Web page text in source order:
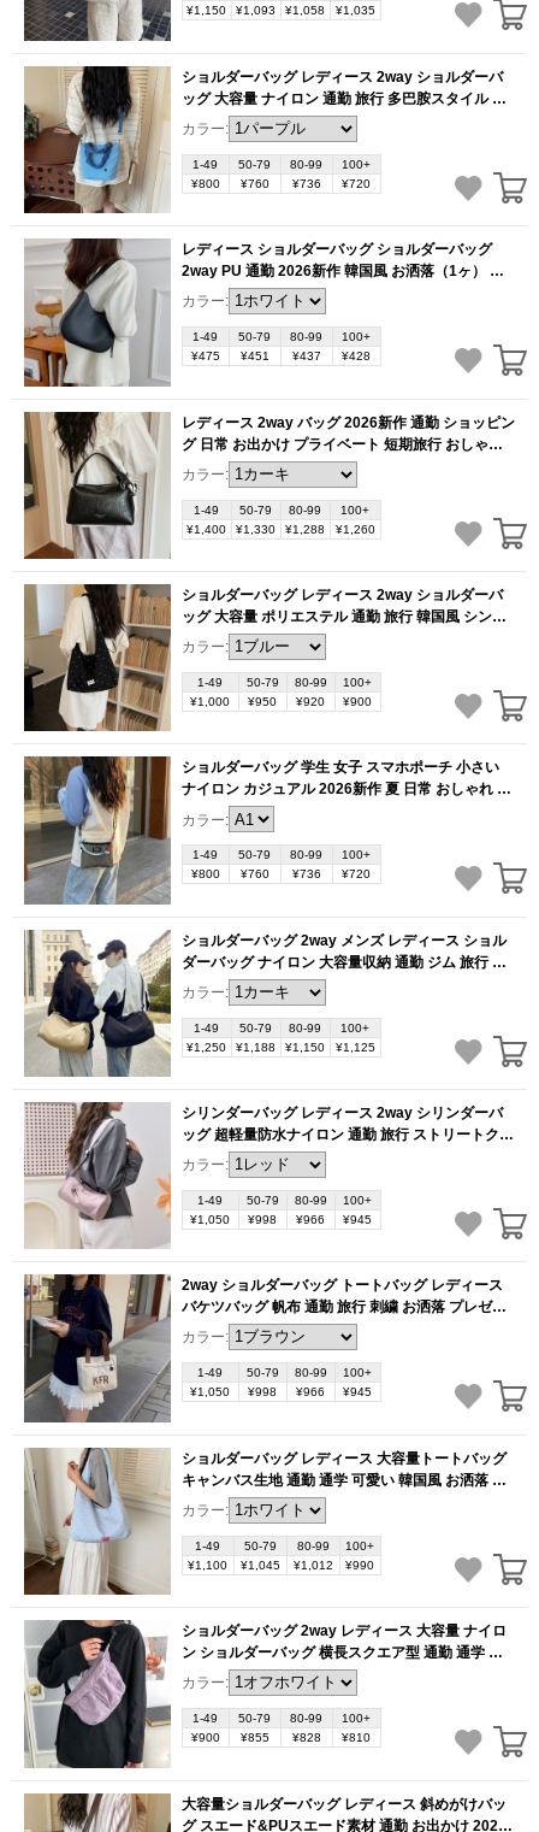
¥1,150
¥1,093 ¥1,058 ¥1,035
ショルダーバッグ レディース 2way ショルダーバ
ッグ 大容量 ナイロン 通勤 旅行 多巴胺スタイル お
洒落（1ヶ） (BB6150)
カラー:
1-49 50-79 80-99
100+
¥800
¥760 ¥736 ¥720
レディース ショルダーバッグ ショルダーバッグ
2way PU 通勤 2026新作 韓国風 お洒落（1ヶ）
(BB6149)
カラー:
1-49 50-79 80-99
100+
¥475
¥451 ¥437 ¥428
レディース 2way バッグ 2026新作 通勤 ショッピン
グ 日常 お出かけ プライベート 短期旅行 おしゃれ
多用途 PU ファッション 高級感（1ヶ）
カラー:
1-49 50-79 80-99
100+
¥1,400
¥1,330 ¥1,288 ¥1,260
ショルダーバッグ レディース 2way ショルダーバ
ッグ 大容量 ポリエステル 通勤 旅行 韓国風 シンプ
ル お洒落 使いやすい（1ヶ）
カラー:
1-49 50-79 80-99
100+
¥1,000
¥950 ¥920 ¥900
ショルダーバッグ 学生 女子 スマホポーチ 小さい
ナイロン カジュアル 2026新作 夏 日常 おしゃれ 使
いやすい（1ヶ）
カラー:
1-49 50-79 80-99
100+
¥800
¥760 ¥736 ¥720
ショルダーバッグ 2way メンズ レディース ショル
ダーバッグ ナイロン 大容量収納 通勤 ジム 旅行 お
洒落 軽量（1ヶ） (BB6083)
カラー:
1-49 50-79 80-99
100+
¥1,250
¥1,188 ¥1,150 ¥1,125
シリンダーバッグ レディース 2way シリンダーバ
ッグ 超軽量防水ナイロン 通勤 旅行 ストリートクー
ル お洒落（1ヶ） (BB6080)
カラー:
1-49 50-79 80-99
100+
¥1,050
¥998 ¥966 ¥945
2way ショルダーバッグ トートバッグ レディース
バケツバッグ 帆布 通勤 旅行 刺繍 お洒落 プレゼン
ト（1ヶ） (BB6077)
カラー:
1-49 50-79 80-99
100+
¥1,050
¥998 ¥966 ¥945
ショルダーバッグ レディース 大容量トートバッグ
キャンバス生地 通勤 通学 可愛い 韓国風 お洒落 多
機能（1ヶ） (BB6058)
カラー:
1-49 50-79 80-99
100+
¥1,100
¥1,045 ¥1,012 ¥990
ショルダーバッグ 2way レディース 大容量 ナイロ
ン ショルダーバッグ 横長スクエア型 通勤 通学 お
出かけ シンプル おしゃれ カジュアル（1ヶ）
(BB6056)
カラー:
1-49 50-79 80-99
100+
¥900
¥855 ¥828 ¥810
大容量ショルダーバッグ レディース 斜めがけバッ
グ スエード&PUスエード素材 通勤 お出かけ 2026